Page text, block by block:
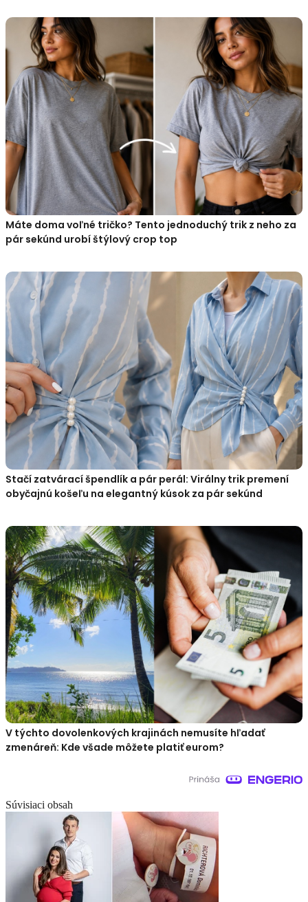
Máte doma voľné tričko? Tento jednoduchý trik z neho za
pár sekúnd urobí štýlový crop top
Stačí zatvárací špendlík a pár perál: Virálny trik premení
obyčajnú košeľu na elegantný kúsok za pár sekúnd
V týchto dovolenkových krajinách nemusíte hľadať
zmenáreň: Kde všade môžete platiť eurom?
Súvisiaci obsah